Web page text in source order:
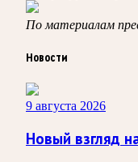
По материалам
Новости
9 августа 2026
Новый взгляд